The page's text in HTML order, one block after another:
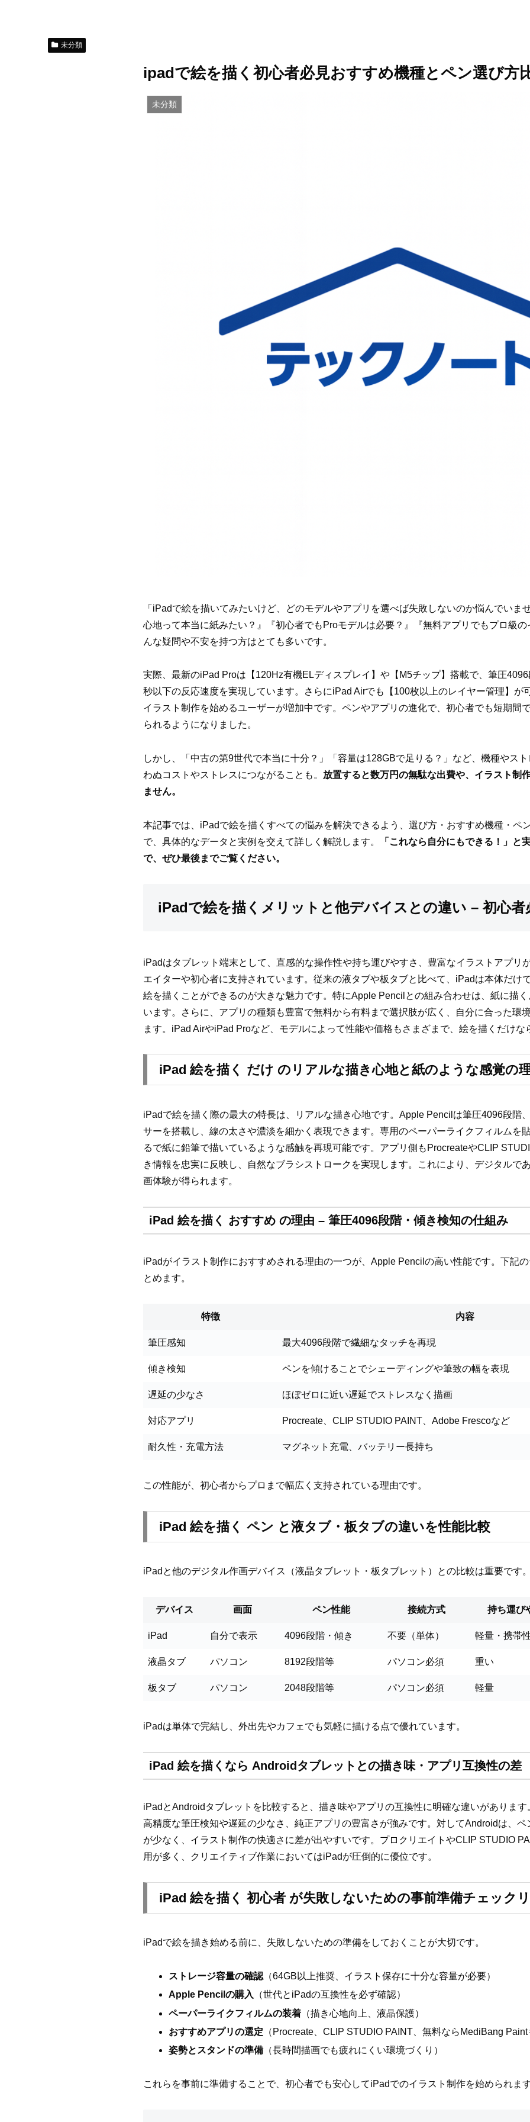
未分類
ipadで絵を描く初心者必見おすすめ機種とペン選び方
未分類
「iPadで絵を描いてみたいけど、どのモデルやアプリを選べば失敗しないのか悩んでいま
心地って本当に紙みたい？』『初心者でもProモデルは必要？』『無料アプリでもプロ級
んな疑問や不安を持つ方はとても多いです。
実際、最新のiPad Proは【120Hz有機ELディスプレイ】や【M5チップ】搭載で、筆圧
秒以下の反応速度を実現しています。さらにiPad Airでも【100枚以上のレイヤー管理】が
イラスト制作を始めるユーザーが増加中です。ペンやアプリの進化で、初心者でも短期間
られるようになりました。
しかし、「中古の第9世代で本当に十分？」「容量は128GBで足りる？」など、機種やス
わぬコストやストレスにつながることも。 放置すると数万円の無駄な出費や、イラスト制
ません。
本記事では、iPadで絵を描くすべての悩みを解決できるよう、選び方・おすすめ機種・ペ
で、具体的なデータと実例を交えて詳しく解説します。
「これなら自分にもできる！」と
で、ぜひ最後までご覧ください。
iPadで絵を描くメリットと他デバイスとの違い – 初心者
iPadはタブレット端末として、直感的な操作性や持ち運びやすさ、豊富なイラストアプリ
エイターや初心者に支持されています。従来の液タブや板タブと比べて、iPadは本体だけ
絵を描くことができるのが大きな魅力です。特にApple Pencilとの組み合わせは、紙に描
います。さらに、アプリの種類も豊富で無料から有料まで選択肢が広く、自分に合った環
ます。iPad AirやiPad Proなど、モデルによって性能や価格もさまざまで、絵を描くだけ
iPad 絵を描く だけ のリアルな描き心地と紙のような感覚の
iPadで絵を描く際の最大の特長は、リアルな描き心地です。Apple Pencilは筆圧4096段階
サーを搭載し、線の太さや濃淡を細かく表現できます。専用のペーパーライクフィルムを
るで紙に鉛筆で描いているような感触を再現可能です。アプリ側もProcreateやCLIP
き情報を忠実に反映し、自然なブラシストロークを実現します。これにより、デジタルで
画体験が得られます。
iPad 絵を描く おすすめ の理由 – 筆圧4096段階・傾き検知の仕組み
iPadがイラスト制作におすすめされる理由の一つが、Apple Pencilの高い性能です。下記
とめます。
特徴 内容
筆圧感知 最大4096段階で繊細なタッチを再現
傾き検知 ペンを傾けることでシェーディングや筆致の幅を表現
遅延の少なさ ほぼゼロに近い遅延でストレスなく描画
対応アプリ Procreate、CLIP STUDIO PAINT、Adobe Frescoなど
耐久性・充電方法 マグネット充電、バッテリー長持ち
この性能が、初心者からプロまで幅広く支持されている理由です。
iPad 絵を描く ペン と液タブ・板タブの違いを性能比較
iPadと他のデジタル作画デバイス（液晶タブレット・板タブレット）との比較は重要です
デバイス 画面 ペン性能 接続方式 持ち運び
iPad 自分で表示 4096段階・傾き 不要（単体） 軽量・携帯
液晶タブ パソコン 8192段階等 パソコン必須 重い
板タブ パソコン 2048段階等 パソコン必須 軽量
iPadは単体で完結し、外出先やカフェでも気軽に描ける点で優れています。
iPad 絵を描くなら Androidタブレットとの描き味・アプリ互換性の差
iPadとAndroidタブレットを比較すると、描き味やアプリの互換性に明確な違いがありま
高精度な筆圧検知や遅延の少なさ、純正アプリの豊富さが強みです。対してAndroidは、
が少なく、イラスト制作の快適さに差が出やすいです。プロクリエイトやCLIP STUDIO
用が多く、クリエイティブ作業においてはiPadが圧倒的に優位です。
iPad 絵を描く 初心者 が失敗しないための事前準備チェック
iPadで絵を描き始める前に、失敗しないための準備をしておくことが大切です。
ストレージ容量の確認 （64GB以上推奨、イラスト保存に十分な容量が必要）
Apple Pencilの購入 （世代とiPadの互換性を必ず確認）
ペーパーライクフィルムの装着 （描き心地向上、液晶保護）
おすすめアプリの選定 （Procreate、CLIP STUDIO PAINT、無料ならMediBang
姿勢とスタンドの準備 （長時間描画でも疲れにくい環境づくり）
これらを事前に準備することで、初心者でも安心してiPadでのイラスト制作を始められま